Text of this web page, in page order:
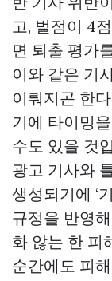
고, 벌점이 4
면 퇴출 평가
이와 같은 기
이뤄지곤 한
기에 타이밍
수도 있을 것
광고 기사와
생성되기에 ‘
규정을 반영
화 않는 한 피
순간에도 피